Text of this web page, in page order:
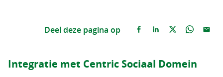
Deel deze pagina op
Integratie met Centric Sociaal Domein